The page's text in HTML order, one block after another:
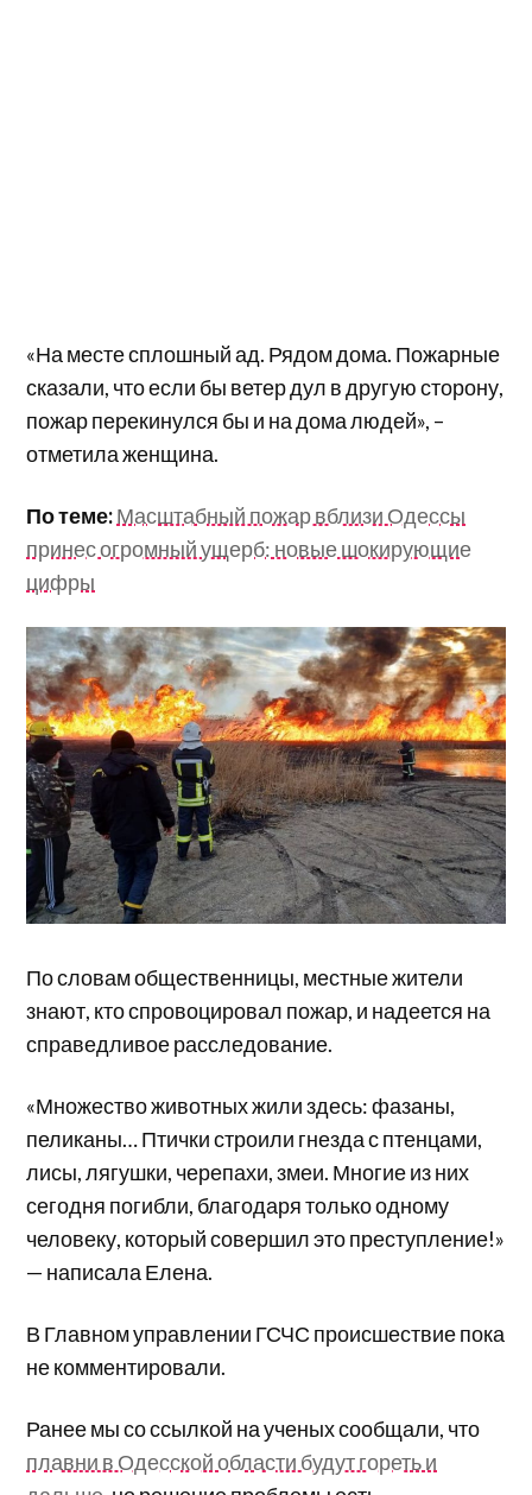
«На месте сплошный ад. Рядом дома. Пожарные
сказали, что если бы ветер дул в другую сторону,
пожар перекинулся бы и на дома людей», –
отметила женщина.
По теме:Масштабный пожар вблизи Одессы
принес огромный ущерб: новые шокирующие
цифры
По словам общественницы, местные жители
знают, кто спровоцировал пожар, и надеется на
справедливое расследование.
«Множество животных жили здесь: фазаны,
пеликаны… Птички строили гнезда с птенцами,
лисы, лягушки, черепахи, змеи. Многие из них
сегодня погибли, благодаря только одному
человеку, который совершил это преступление!»
— написала Елена.
В Главном управлении ГСЧС происшествие пока
не комментировали.
Ранее мы со ссылкой на ученых сообщали, что
плавни в Одесской области будут гореть и